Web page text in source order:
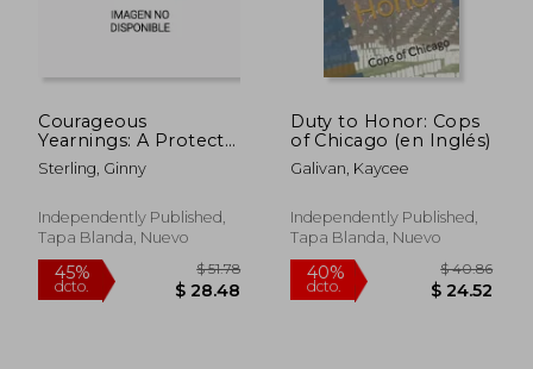
40%
dcto. $ 27.95
40%
dcto. $
Courageous
Yearnings: A Protect
& Rescue Firefighter
Romance (en Inglés)
Sterling, Ginny
Independently Published,
Tapa Blanda, Nuevo
Duty to Honor: Cops
of Chicago (en Inglés)
Galivan, Kaycee
Independently Published,
Tapa Blanda, Nuevo